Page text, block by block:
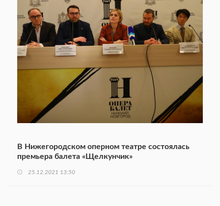
В Нижегородском оперном театре состоялась
премьера балета «Щелкунчик»
25.12.2021 13:50